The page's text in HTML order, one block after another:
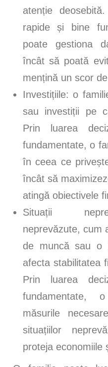
atenție
rapide și bine
poate gestiona
încât să poată
mențină un scor
Investițiile: o
sau investiții pe
Prin luarea
fundamentate, o
în ceea ce
încât să
atingă obiectivele
Situații
neprevăzute, cum
de muncă sau o
afecta stabilitatea
Prin luarea
fundamentate,
măsurile
situațiilor
proteja economiile